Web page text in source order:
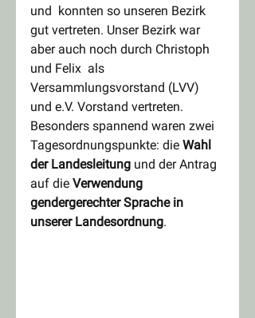
und  konnten so unseren Bezirk
gut vertreten. Unser Bezirk war
aber auch noch durch Christoph
und Felix  als
Versammlungsvorstand (LVV)
und e.V. Vorstand vertreten.
Besonders spannend waren zwei
Tagesordnungspunkte: die Wahl
der Landesleitung und der Antrag
auf die Verwendung
gendergerechter Sprache in
unserer Landesordnung.